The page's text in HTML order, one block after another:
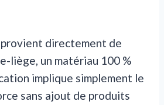
directement de
liège, un matériau 100 %
implique simplement le
sans ajout de produits